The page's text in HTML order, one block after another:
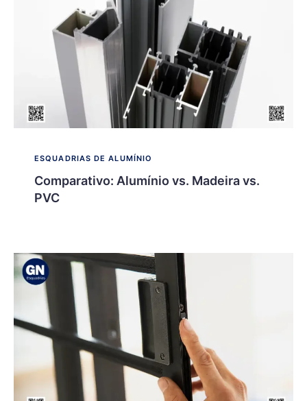
ESQUADRIAS DE ALUMÍNIO
Comparativo: Alumínio vs. Madeira vs.
PVC